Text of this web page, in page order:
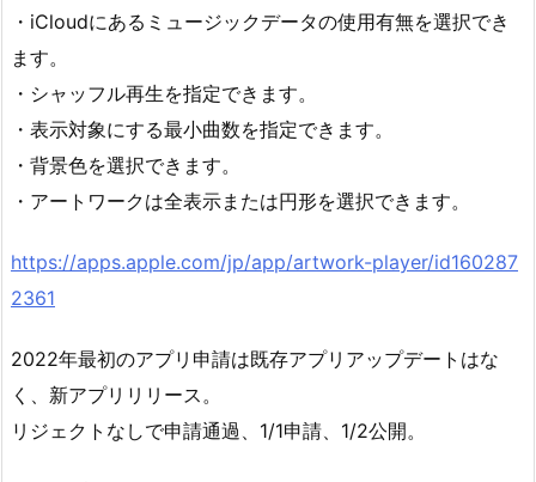
・iCloudにあるミュージックデータの使用有無を選択でき
ます。
・シャッフル再生を指定できます。
・表示対象にする最小曲数を指定できます。
・背景色を選択できます。
・アートワークは全表示または円形を選択できます。
https://apps.apple.com/jp/app/artwork-player/id160287
2361
2022年最初のアプリ申請は既存アプリアップデートはな
く、新アプリリリース。
リジェクトなしで申請通過、1/1申請、1/2公開。